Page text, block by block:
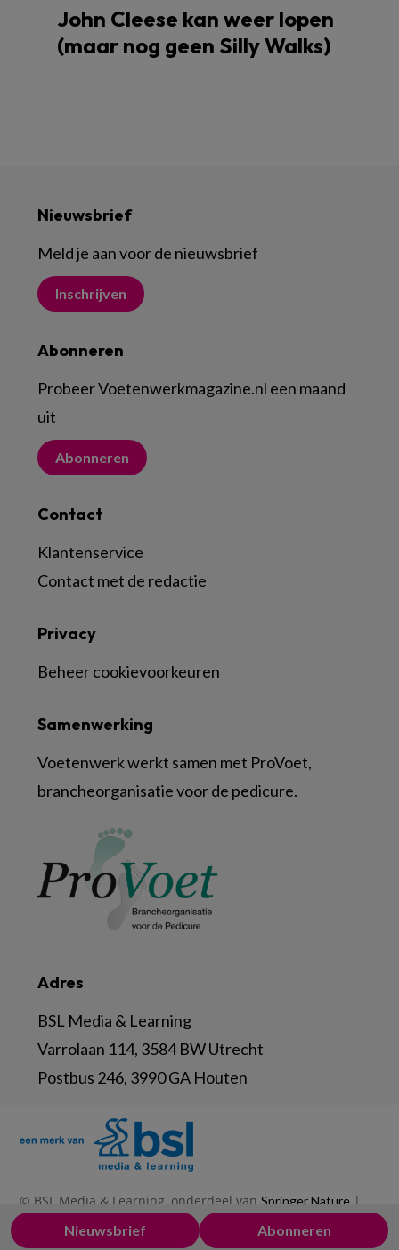
John Cleese kan weer lopen
(maar nog geen Silly Walks)
Nieuwsbrief
Meld je aan voor de nieuwsbrief
Inschrijven
Abonneren
Probeer Voetenwerkmagazine.nl een maand
uit
Abonneren
Contact
Klantenservice
Contact met de redactie
Adres
BSL Media & Learning
Varrolaan 114, 3584 BW Utrecht
Postbus 246, 3990 GA Houten
Samenwerking
Voetenwerk werkt samen met ProVoet,
brancheorganisatie voor de pedicure.
Privacy
Beheer cookievoorkeuren
© BSL Media & Learning, onderdeel van Springer Nature |
Privacy Statement | Disclaimer|Voorwaarden
Nieuwsbrief Abonneren